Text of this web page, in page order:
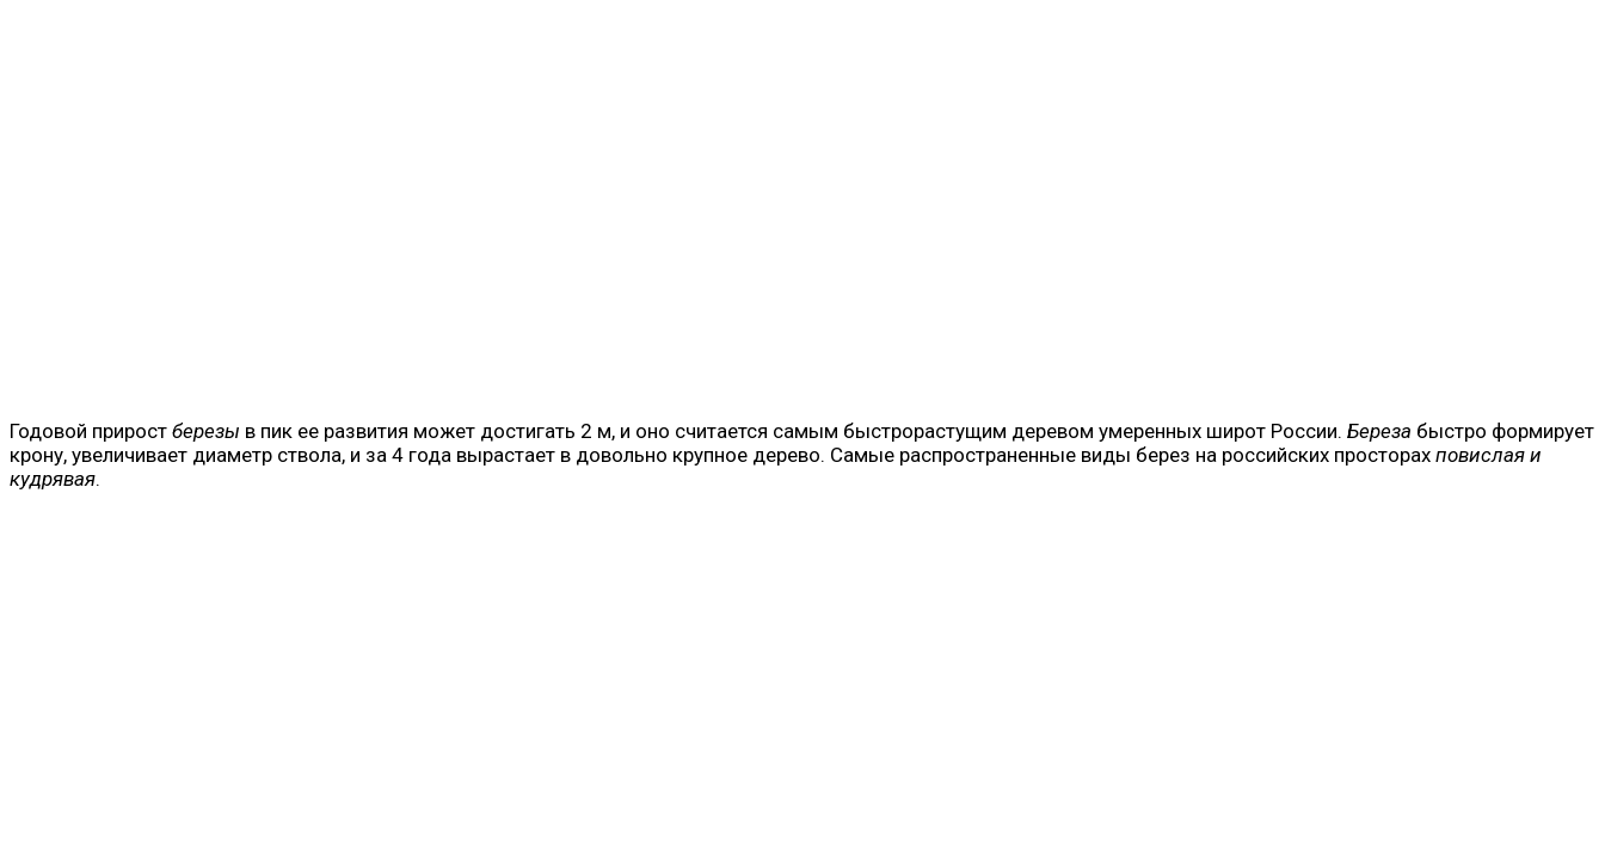
Годовой прирост березы в пик ее развития может достигать 2 м, и оно считается самым быстрорастущим деревом умеренных широт России. Береза быстро формирует
крону, увеличивает диаметр ствола, и за 4 года вырастает в довольно крупное дерево. Самые распространенные виды берез на российских просторах повислая и
кудрявая.